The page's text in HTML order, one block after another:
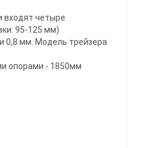
входят четыре
95-125 мм)
0,8 мм. Модель трейзера
опорами - 1850мм